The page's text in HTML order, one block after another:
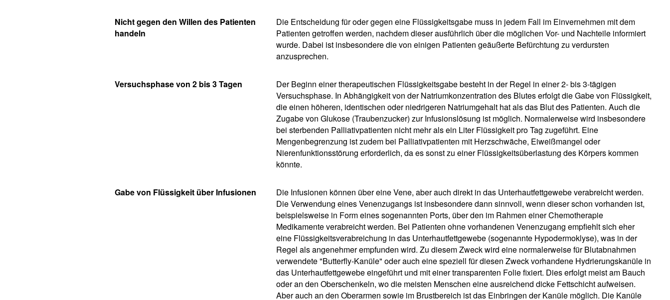
Nicht gegen den Willen des Patienten
handeln
Die Entscheidung für oder gegen eine Flüssigkeitsgabe muss in jedem Fall im Einvernehmen mit dem
Patienten getroffen werden, nachdem dieser ausführlich über die möglichen Vor- und Nachteile informiert
wurde. Dabei ist insbesondere die von einigen Patienten geäußerte Befürchtung zu verdursten
anzusprechen.
Versuchsphase von 2 bis 3 Tagen
Der Beginn einer therapeutischen Flüssigkeitsgabe besteht in der Regel in einer 2- bis 3-tägigen
Versuchsphase. In Abhängigkeit von der Natriumkonzentration des Blutes erfolgt die Gabe von Flüssigkeit,
die einen höheren, identischen oder niedrigeren Natriumgehalt hat als das Blut des Patienten. Auch die
Zugabe von Glukose (Traubenzucker) zur Infusionslösung ist möglich. Normalerweise wird insbesondere
bei sterbenden Palliativpatienten nicht mehr als ein Liter Flüssigkeit pro Tag zugeführt. Eine
Mengenbegrenzung ist zudem bei Palliativpatienten mit Herzschwäche, Eiweißmangel oder
Nierenfunktionsstörung erforderlich, da es sonst zu einer Flüssigkeitsüberlastung des Körpers kommen
könnte.
Gabe von Flüssigkeit über Infusionen
Die Infusionen können über eine Vene, aber auch direkt in das Unterhautfettgewebe verabreicht werden.
Die Verwendung eines Venenzugangs ist insbesondere dann sinnvoll, wenn dieser schon vorhanden ist,
beispielsweise in Form eines sogenannten Ports, über den im Rahmen einer Chemotherapie
Medikamente verabreicht werden. Bei Patienten ohne vorhandenen Venenzugang empfiehlt sich eher
eine Flüssigkeitsverabreichung in das Unterhautfettgewebe (sogenannte Hypodermoklyse), was in der
Regel als angenehmer empfunden wird. Zu diesem Zweck wird eine normalerweise für Blutabnahmen
verwendete "Butterfly-Kanüle" oder auch eine speziell für diesen Zweck vorhandene Hydrierungskanüle in
das Unterhautfettgewebe eingeführt und mit einer transparenten Folie fixiert. Dies erfolgt meist am Bauch
oder an den Oberschenkeln, wo die meisten Menschen eine ausreichend dicke Fettschicht aufweisen.
Aber auch an den Oberarmen sowie im Brustbereich ist das Einbringen der Kanüle möglich. Die Kanüle